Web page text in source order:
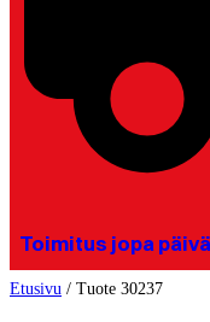
Toimitus jopa
Etusivu / Tuote 30237